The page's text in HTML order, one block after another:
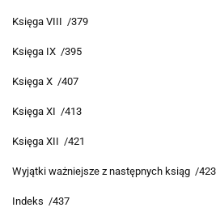
Księga VIII /379
Księga IX /395
Księga X /407
Księga XI /413
Księga XII /421
Wyjątki ważniejsze z następnych ksiąg /423
Indeks /437